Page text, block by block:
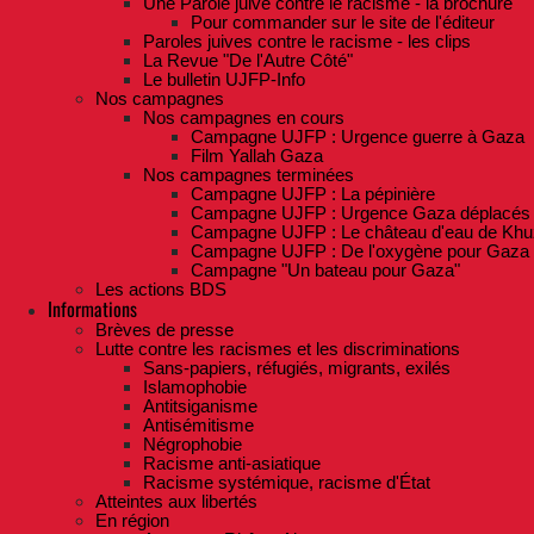
Pour commander sur le site de l'éditeur
Paroles juives contre le racisme - les clips
La Revue "De l'Autre Côté"
Le bulletin UJFP-Info
Nos campagnes
Nos campagnes en cours
Campagne UJFP : Urgence guerre à Gaza
Film Yallah Gaza
Nos campagnes terminées
Campagne UJFP : La pépinière
Campagne UJFP : Urgence Gaza déplacés
Campagne UJFP : Le château d'eau de
Campagne UJFP : De l'oxygène pour Gaza
Campagne "Un bateau pour Gaza"
Les actions BDS
Informations
Brèves de presse
Lutte contre les racismes et les discriminations
Sans-papiers, réfugiés, migrants, exilés
Islamophobie
Antitsiganisme
Antisémitisme
Négrophobie
Racisme anti-asiatique
Racisme systémique, racisme d'État
Atteintes aux libertés
En région